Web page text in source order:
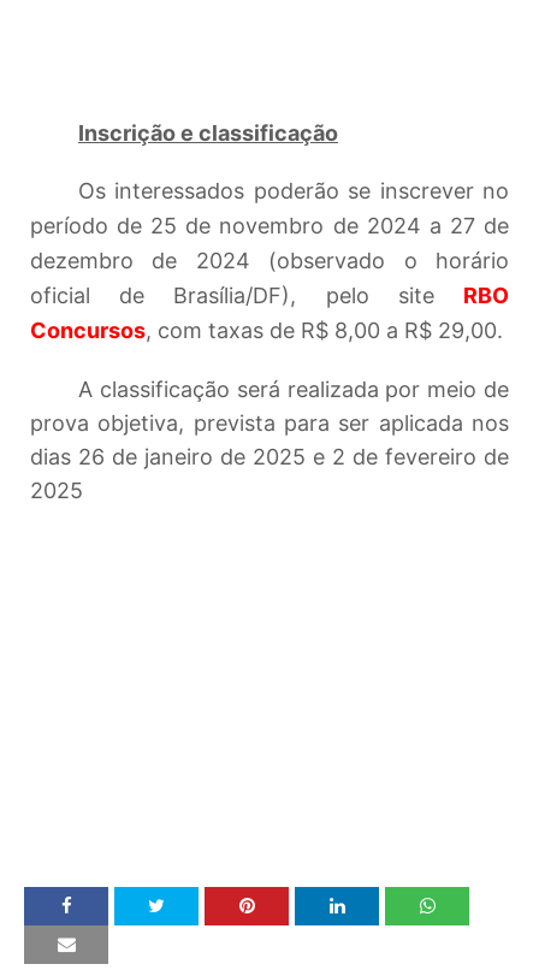
Inscrição e classificação
Os interessados poderão se inscrever no
período de 25 de novembro de 2024 a 27 de
dezembro de 2024 (observado o horário
oficial de Brasília/DF), pelo site RBO
Concursos, com taxas de R$ 8,00 a R$ 29,00.
A classificação será realizada por meio de
prova objetiva, prevista para ser aplicada nos
dias 26 de janeiro de 2025 e 2 de fevereiro de
2025